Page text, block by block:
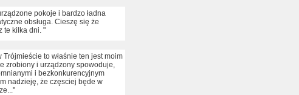
pokoje i bardzo ładna
obsługa. Cieszę się że
te kilka dni. "
Trójmieście to właśnie ten jest moim
zrobiony i urządzony spowoduje,
i bezkonkurencyjnym
nadzieję, że częsciej będe w